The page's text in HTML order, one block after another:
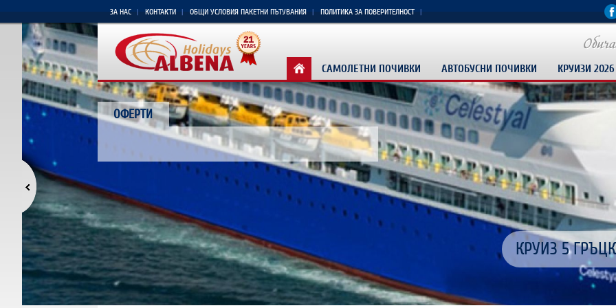
ЗА НАС КОНТАКТИ ОБЩИ УСЛОВИЯ ПАКЕТНИ ПЪТУВАНИЯ ПОЛИТИКА ЗА ПОВЕРИТЕЛНОСТ
САМОЛЕТНИ ПОЧИВКИ АВТОБУСНИ ПОЧИВКИ КРУИЗИ 2026
РАННИ
Изживей
Доминикана
Истанбул-
КРУИЗ 5
ПАКЕТНИ
ОФЕРТИ